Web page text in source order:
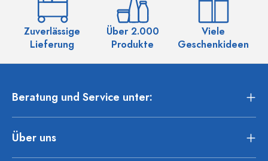
Zuverlässige
Lieferung
Über 2.000
Produkte
Viele
Geschenkideen
Beratung und Service unter:
Über uns